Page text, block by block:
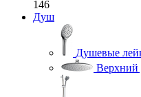
146
Душ
Душевые